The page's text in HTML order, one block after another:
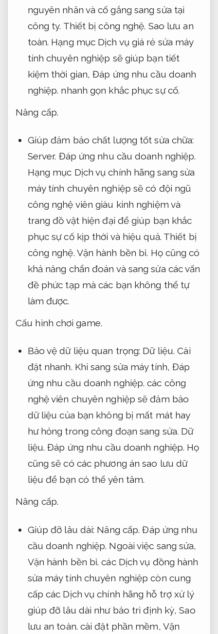
nguyên nhân và cố gắng sang sửa tại
công ty. Thiết bị công nghệ. Sao lưu an
toàn. Hạng mục Dịch vụ giá rẻ sửa máy
tính chuyên nghiệp sẽ giúp bạn tiết
kiệm thời gian,Đáp ứng nhu cầu doanh
nghiệp. nhanh gọn khắc phục sự cố.
Nâng cấp.
Giúp đảm bảo chất lượng tốt sửa chữa:
Server. Đáp ứng nhu cầu doanh nghiệp.
Hạng mục Dịch vụ chính hãng sang sửa
máy tính chuyên nghiệp sẽ có đội ngũ
công nghệ viên giàu kinh nghiệm và
trang đồ vật hiện đại để giúp bạn khắc
phục sự cố kịp thời và hiệu quả. Thiết bị
công nghệ. Vận hành bền bỉ. Họ cũng có
khả năng chẩn đoán và sang sửa các vấn
đề phức tạp mà các bạn không thể tự
làm được.
Cấu hình chơi game.
Bảo vệ dữ liệu quan trọng: Dữ liệu. Cài
đặt nhanh. Khi sang sửa máy tính,Đáp
ứng nhu cầu doanh nghiệp. các công
nghệ viên chuyên nghiệp sẽ đảm bảo
dữ liệu của bạn không bị mất mát hay
hư hỏng trong công đoạn sang sửa. Dữ
liệu. Đáp ứng nhu cầu doanh nghiệp. Họ
cũng sẽ có các phương án sao lưu dữ
liệu để bạn có thể yên tâm.
Nâng cấp.
Giúp đỡ lâu dài: Nâng cấp. Đáp ứng nhu
cầu doanh nghiệp. Ngoài việc sang sửa,
Vận hành bền bỉ. các Dịch vụ đồng hành
sửa máy tính chuyên nghiệp còn cung
cấp các Dịch vụ chính hãng hỗ trợ xử lý
giúp đỡ lâu dài như bảo trì định kỳ,Sao
lưu an toàn. cài đặt phần mềm, Vận